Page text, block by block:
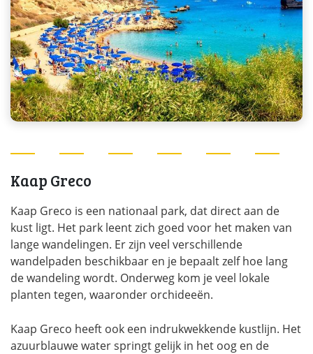
Kaap Greco
Kaap Greco is een nationaal park, dat direct aan de
kust ligt. Het park leent zich goed voor het maken van
lange wandelingen. Er zijn veel verschillende
wandelpaden beschikbaar en je bepaalt zelf hoe lang
de wandeling wordt. Onderweg kom je veel lokale
planten tegen, waaronder orchideeën.
Kaap Greco heeft ook een indrukwekkende kustlijn. Het
azuurblauwe water springt gelijk in het oog en de